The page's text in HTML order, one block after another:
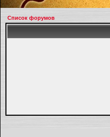
Список форумов